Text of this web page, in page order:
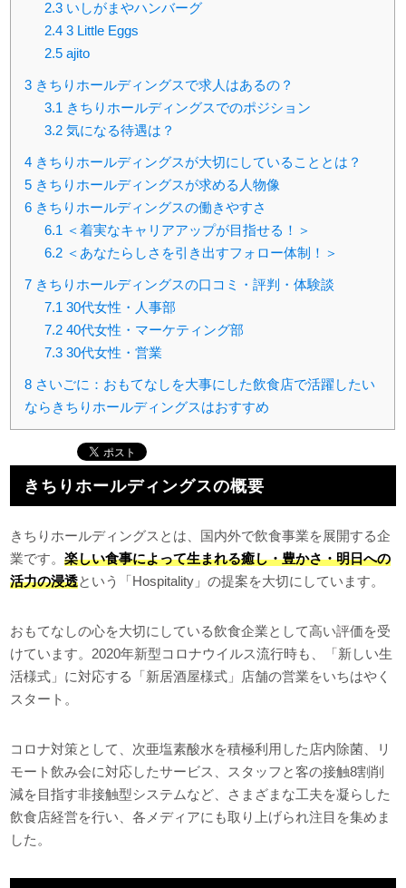
2.3 いしがまやハンバーグ
2.4 3 Little Eggs
2.5 ajito
3 きちりホールディングスで求人はあるの？
3.1 きちりホールディングスでのポジション
3.2 気になる待遇は？
4 きちりホールディングスが大切にしていることとは？
5 きちりホールディングスが求める人物像
6 きちりホールディングスの働きやすさ
6.1 ＜着実なキャリアアップが目指せる！＞
6.2 ＜あなたらしさを引き出すフォロー体制！＞
7 きちりホールディングスの口コミ・評判・体験談
7.1 30代女性・人事部
7.2 40代女性・マーケティング部
7.3 30代女性・営業
8 さいごに：おもてなしを大事にした飲食店で活躍したい
ならきちりホールディングスはおすすめ
きちりホールディングスの概要
きちりホールディングスとは、国内外で飲食事業を展開する企
業です。楽しい食事によって生まれる癒し・豊かさ・明日への
活力の浸透という「Hospitality」の提案を大切にしています。
おもてなしの心を大切にしている飲食企業として高い評価を受
けています。2020年新型コロナウイルス流行時も、「新しい生
活様式」に対応する「新居酒屋様式」店舗の営業をいちはやく
スタート。
コロナ対策として、次亜塩素酸水を積極利用した店内除菌、リ
モート飲み会に対応したサービス、スタッフと客の接触8割削
減を目指す非接触型システムなど、さまざまな工夫を凝らした
飲食店経営を行い、各メディアにも取り上げられ注目を集めま
した。